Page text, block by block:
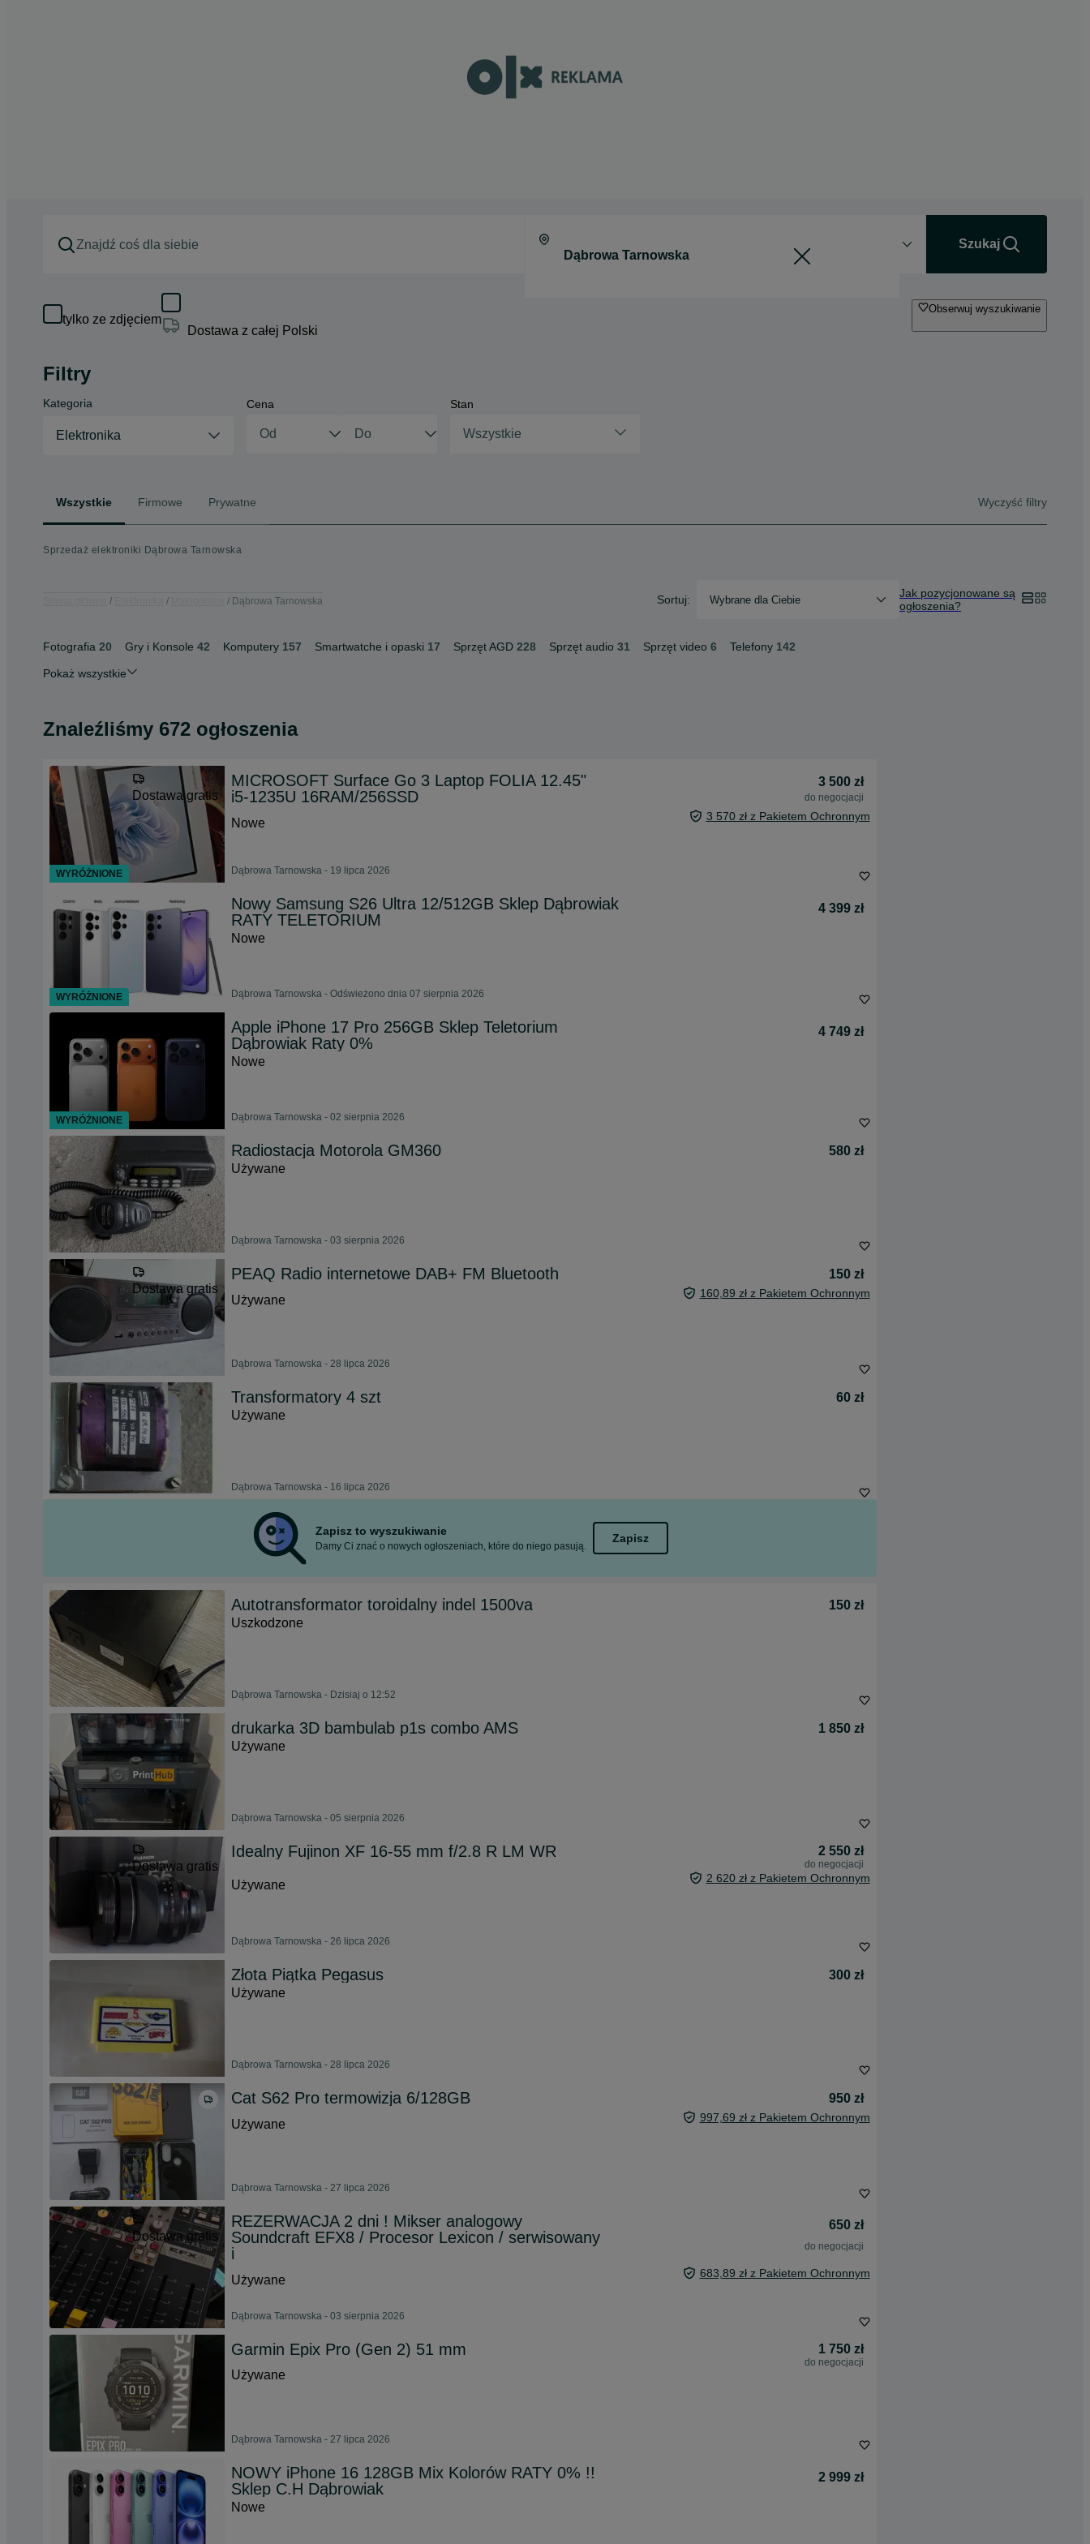
Szukaj
tylko ze zdjęciem
Dostawa z całej Polski
Obserwuj wyszukiwanie
Filtry
Kategoria
Elektronika
Cena Stan
Wszystkie
Wszystkie Firmowe Prywatne Wyczyść filtry
Sprzedaż elektroniki Dąbrowa Tarnowska
Dąbrowa Tarnowska Sortuj: Wybrane dla Ciebie
Jak pozycjonowane są
ogłoszenia?
Fotografia 20 Gry i Konsole 42 Komputery 157 Smartwatche i opaski 17 Sprzęt AGD 228 Sprzęt audio 31 Sprzęt video 6 Telefony 142
Pokaż wszystkie
Znaleźliśmy 672 ogłoszenia
Dostawa gratis
MICROSOFT Surface Go 3 Laptop FOLIA 12.45"
i5-1235U 16RAM/256SSD
3 500 zł
do negocjacji
Nowe 3 570 zł z Pakietem Ochronnym
Dąbrowa Tarnowska - 19 lipca 2026
Nowy Samsung S26 Ultra 12/512GB Sklep Dąbrowiak
RATY TELETORIUM
4 399 zł
Nowe
Dąbrowa Tarnowska - Odświeżono dnia 07 sierpnia 2026
Apple iPhone 17 Pro 256GB Sklep Teletorium
Dąbrowiak Raty 0%
4 749 zł
Nowe
Dąbrowa Tarnowska - 02 sierpnia 2026
Radiostacja Motorola GM360
580 zł
Używane
Dąbrowa Tarnowska - 03 sierpnia 2026
Dostawa gratis
PEAQ Radio internetowe DAB+ FM Bluetooth
150 zł
Używane
160,89 zł z Pakietem Ochronnym
Dąbrowa Tarnowska - 28 lipca 2026
Transformatory 4 szt
60 zł
Używane
Dąbrowa Tarnowska - 16 lipca 2026
Zapisz to wyszukiwanie
Damy Ci znać o nowych ogłoszeniach, które do niego pasują.
Zapisz
Autotransformator toroidalny indel 1500va
150 zł
Uszkodzone
Dąbrowa Tarnowska - Dzisiaj o 12:52
drukarka 3D bambulab p1s combo AMS
1 850 zł
Używane
Dąbrowa Tarnowska - 05 sierpnia 2026
Dostawa gratis
Idealny Fujinon XF 16-55 mm f/2.8 R LM WR 2 550 zł
do negocjacji
Używane 2 620 zł z Pakietem Ochronnym
Dąbrowa Tarnowska - 26 lipca 2026
Złota Piątka Pegasus
300 zł
Używane
Dąbrowa Tarnowska - 28 lipca 2026
Cat S62 Pro termowizja 6/128GB
950 zł
Używane
997,69 zł z Pakietem Ochronnym
Dąbrowa Tarnowska - 27 lipca 2026
Dostawa gratis
REZERWACJA 2 dni ! Mikser analogowy
Soundcraft EFX8 / Procesor Lexicon / serwisowany
i
650 zł
do negocjacji
Używane 683,89 zł z Pakietem Ochronnym
Dąbrowa Tarnowska - 03 sierpnia 2026
Garmin Epix Pro (Gen 2) 51 mm 1 750 zł
do negocjacji
Używane
Dąbrowa Tarnowska - 27 lipca 2026
NOWY iPhone 16 128GB Mix Kolorów RATY 0% !!
Sklep C.H Dąbrowiak
2 999 zł
Nowe
WYRÓŻNIONE
WYRÓŻNIONE
WYRÓŻNIONE